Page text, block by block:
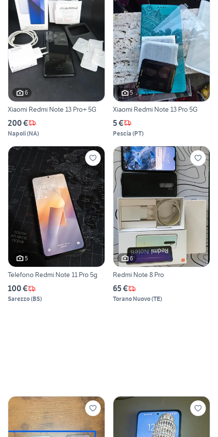
6
Xiaomi Redmi Note 13 Pro+ 5G
200 €
Napoli(NA)
5
Xiaomi Redmi Note 13 Pro 5G
5 €
Pescia (PT)
5
Telefono Redmi Note 11 Pro 5g
100 €
Sarezzo(BS)
6
Redmi Note 8 Pro
65 €
Torano Nuovo(TE)